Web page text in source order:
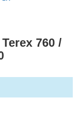
760 /